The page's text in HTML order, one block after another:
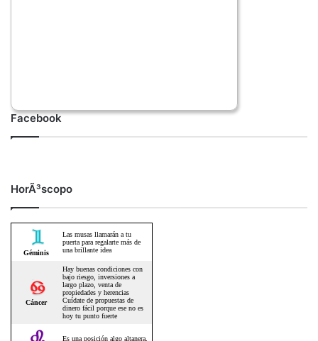
Facebook
HorÃ³scopo